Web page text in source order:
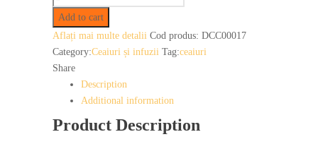
Pack
ceai
Green
Ginseng
Add to cart
Aflați mai multe detalii Cod produs: DCC00017
Category:Ceaiuri și infuzii Tag:ceaiuri
Share
Description
Additional information
Product Description